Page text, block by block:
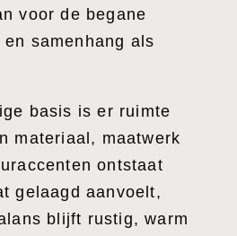
voor de begane
samenhang als
basis is er ruimte
materiaal, maatwerk
ontstaat
gelaagd aanvoelt,
blijft rustig, warm